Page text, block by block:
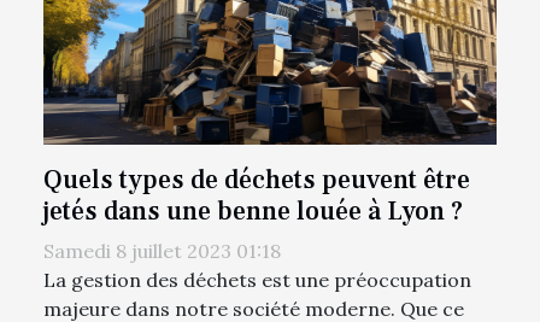
Quels types de déchets peuvent être
jetés dans une benne louée à Lyon ?
Samedi 8 juillet 2023 01:18
La gestion des déchets est une préoccupation
majeure dans notre société moderne. Que ce